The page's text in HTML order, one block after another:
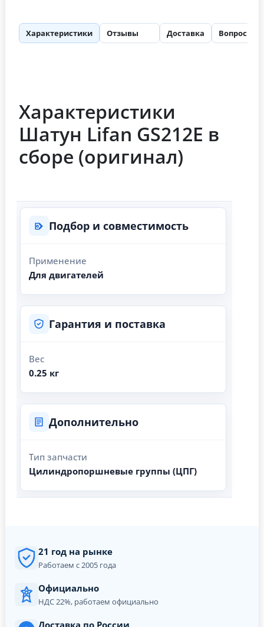
Характеристики Отзывы Доставка Вопросы
Характеристики
Шатун Lifan GS212E в
сборе (оригинал)
Подбор и совместимость
Применение
Для двигателей
Гарантия и поставка
Вес
0.25 кг
Дополнительно
Тип запчасти
Цилиндропоршневые группы (ЦПГ)
21 год на рынке
Работаем с 2005 года
Официально
НДС 22%, работаем официально